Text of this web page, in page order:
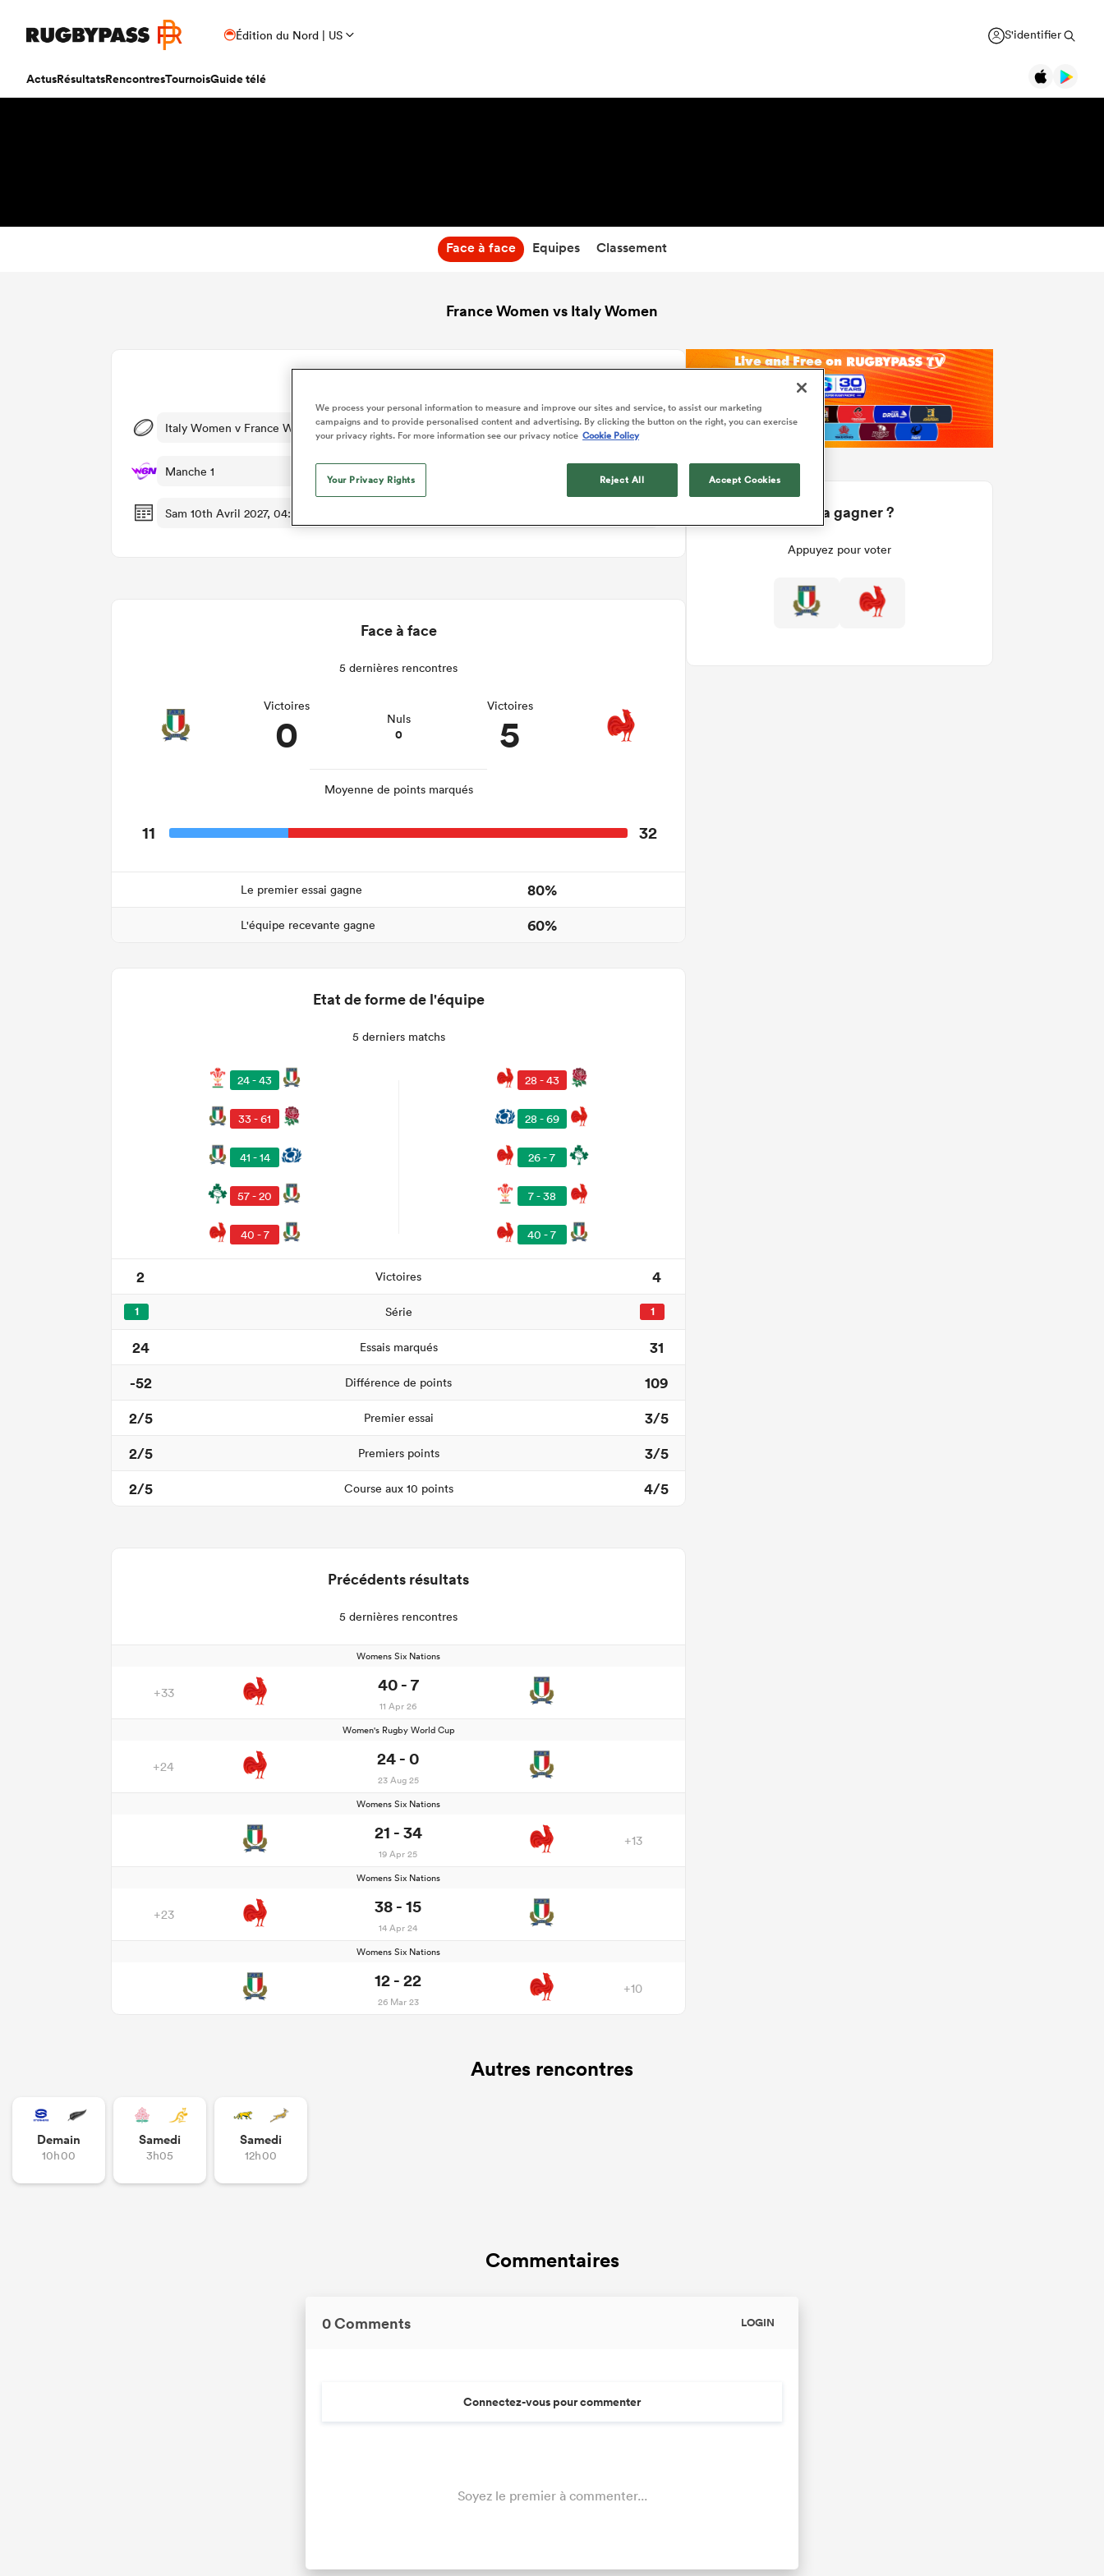
Édition du Nord | US S'identifier
ActusRésultatsRencontresTournoisGuide télé
Face à face Equipes Classement
France Women vs Italy Women
Qui va gagner ?
Appuyez pour voter
Italy Women v France Women
Manche 1
Sam 10th Avril 2027, 04:30am PDT
Face à face
5 dernières rencontres
Victoires
0 Nuls
0
Victoires
5
Moyenne de points marqués
11 32
Le premier essai gagne 80%
L'équipe recevante gagne 60%
Etat de forme de l'équipe
5 derniers matchs
24 - 43
33 - 61
41 - 14
57 - 20
40 - 7
28 - 43
28 - 69
26 - 7
7 - 38
40 - 7
2 Victoires 4
1 Série 1
24 Essais marqués
31
-52
Différence de points
109
2/5
Premier essai
3/5
2/5
Premiers points
3/5
2/5
Course aux 10 points 4/5
Précédents résultats
5 dernières rencontres
Womens Six Nations
+33 40 - 7
11 Apr 26
Women's Rugby World Cup
+24 24 - 0
23 Aug 25
Womens Six Nations
21 - 34
19 Apr 25
+13
Womens Six Nations
+23 38 - 15
14 Apr 24
Womens Six Nations
12 - 22
26 Mar 23
+10
Autres rencontres
Demain
10h00
Samedi
3h05
Samedi
12h00
Commentaires
0 Comments LOGIN
Connectez-vous pour commenter
Soyez le premier à commenter...
We process your personal information to measure and improve our sites and service, to assist our marketing
campaigns and to provide personalised content and advertising. By clicking the button on the right, you can exercise
your privacy rights. For more information see our privacy notice Cookie Policy
Your Privacy Rights Reject All Accept Cookies